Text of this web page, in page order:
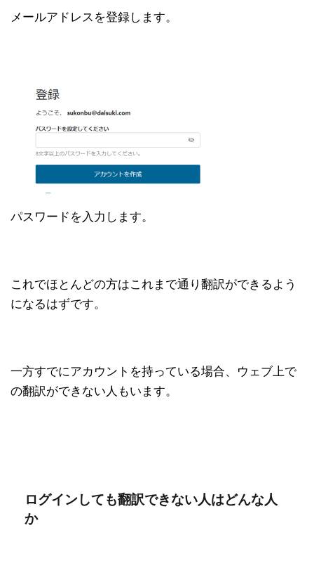
メールアドレスを登録します。
パスワードを入力します。
これでほとんどの方はこれまで通り翻訳ができるよう
になるはずです。
一方すでにアカウントを持っている場合、ウェブ上で
の翻訳ができない人もいます。
ログインしても翻訳できない人はどんな人
か